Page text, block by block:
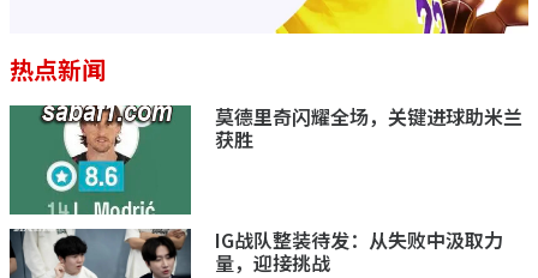
热点新闻
莫德里奇闪耀全场，关键进球助米兰
获胜
IG战队整装待发：从失败中汲取力
量，迎接挑战